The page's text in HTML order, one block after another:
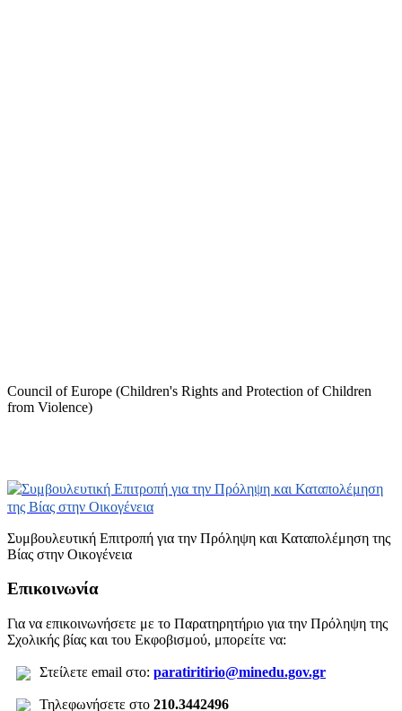
Council of Europe (Children's Rights and Protection of Children
from Violence)
Συμβουλευτική Επιτροπή για την Πρόληψη και Καταπολέμηση της
Βίας στην Οικογένεια
Επικοινωνία
Για να επικοινωνήσετε με το Παρατηρητήριο για την Πρόληψη της
Σχολικής βίας και του Εκφοβισμού, μπορείτε να:
Στείλετε email στο: paratiritirio@minedu.gov.gr
Τηλεφωνήσετε στο 210.3442496